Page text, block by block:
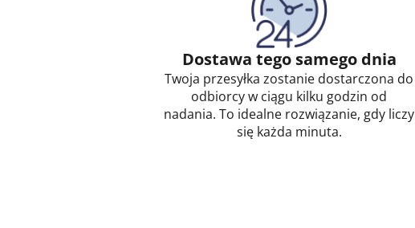
Dostawa tego samego dnia
Twoja przesyłka zostanie dostarczona do
odbiorcy w ciągu kilku godzin od
nadania. To idealne rozwiązanie, gdy liczy
się każda minuta.